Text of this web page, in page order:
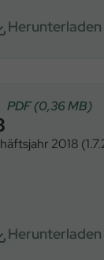
Herunterladen
PDF (0,36 MB)
2018
Herunterladen